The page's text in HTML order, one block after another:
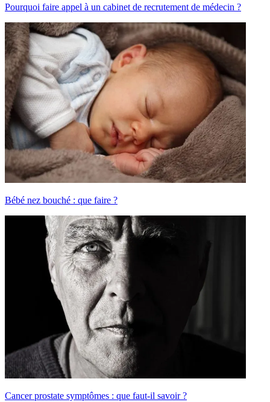
Pourquoi faire appel à un cabinet de recrutement de médecin ?
Bébé nez bouché : que faire ?
Cancer prostate symptômes : que faut-il savoir ?